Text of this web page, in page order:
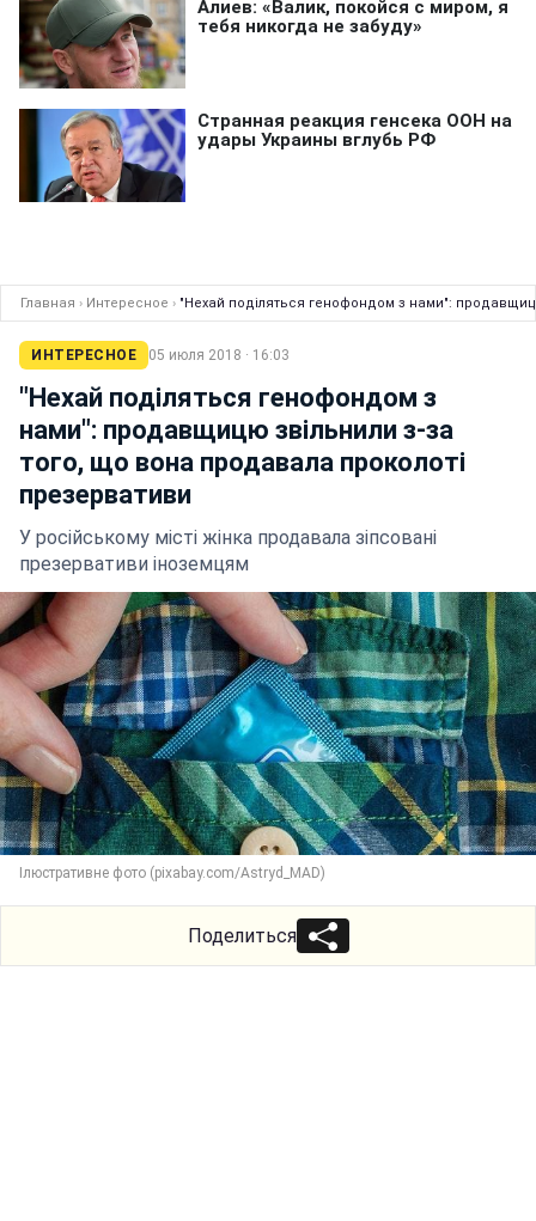
Главная › Интересное › "Нехай поділяться генофондом з нами":
ИНТЕРЕСНОЕ 05 июля 2018 · 16:03
"Нехай поділяться генофондом з
нами": продавщицю звільнили з-за
того, що вона продавала проколоті
презервативи
У російському місті жінка продавала зіпсовані
презервативи іноземцям
Ілюстративне фото (pixabay.com/Astryd_MAD)
Поделиться